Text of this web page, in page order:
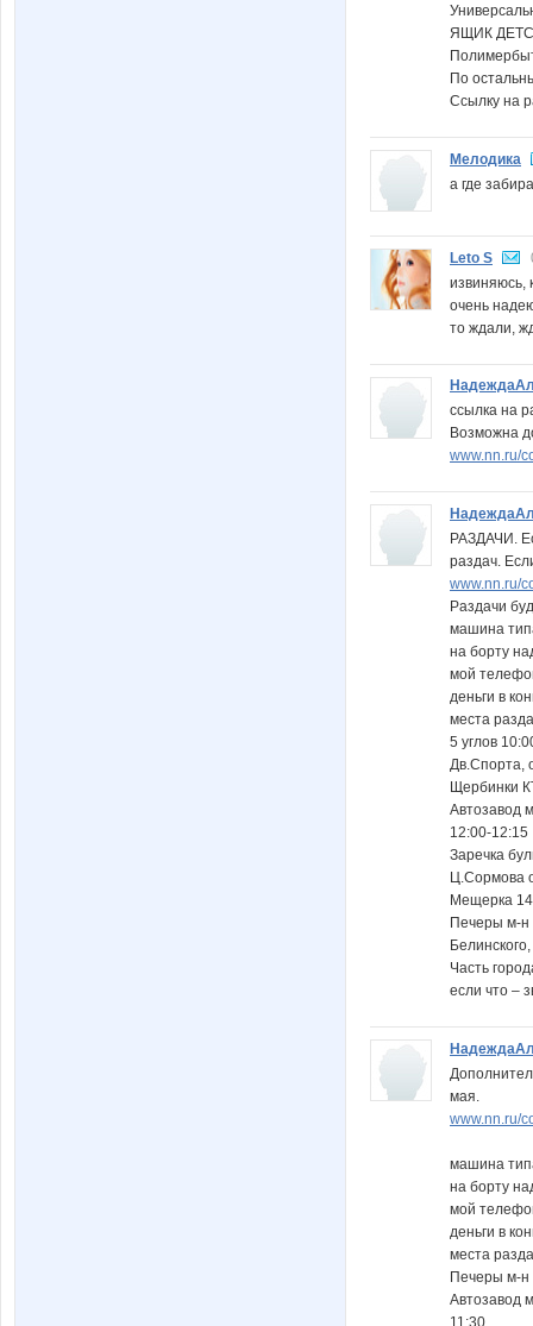
ЯЩИК
По
Ссылку на
Мелодика
а где
Leto S
очень
то ждали,
ссылка на
Возможна
www.nn.ru/
РАЗДАЧИ.
раздач.
www.nn.ru/
Раздачи
машина
на борту
мой
деньги в
места
5 углов
Дв.Спорта,
Щербинки
Автозавод
12:00-12:15
Заречка
Ц.Сормова
Мещерка
Печеры м-н
Часть
если что –
мая.
www.nn.ru/
машина
на борту
мой
деньги в
места
Печеры м-н
Автозавод
11:30